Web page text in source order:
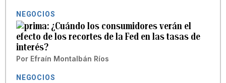
NEGOCIOS
¿Cuándo los consumidores verán el
efecto de los recortes de la Fed en las tasas de
interés?
Por Efraín Montalbán Ríos
NEGOCIOS